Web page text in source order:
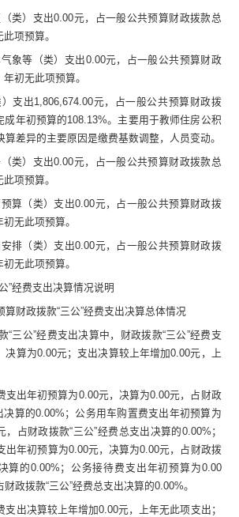
类）支出0.00元，占一般公共预算财政拨款总
项预算。
象等（类）支出0.00元，占一般公共预算财政
年初无此项预算。
支出1,806,674.00元，占一般公共预算财政拨
成年初预算的108.13%。主要用于教师住房公积
算差异的主要原因是缴费基数调整，人员变动。
类）支出0.00元，占一般公共预算财政拨款总
项预算。
算（类）支出0.00元，占一般公共预算财政拨
初无此项预算。
排（类）支出0.00元，占一般公共预算财政拨
初无此项预算。
”经费支出决算情况说明
算财政拨款“三公”经费支出决算总体情况
“三公”经费支出决算中，财政拨款“三公”经费支
决算为0.00元；支出决算较上年增加0.00元，上
支出年初预算为0.00元，决算为0.00元，占财政
决算的0.00% ；公务用车购置费支出年初预算为
，占财政拨款“三公”经费 总支出决算的0.00% ；
出年初预算为0.00元，决算为0.00元，占财政拨
算的0.00% ； 公务接待费支出年初预算为0.00
财政拨款“三公”经费总支出决算的0.00%。
支出决算较上年增加0.00元，
上年无此项支出；